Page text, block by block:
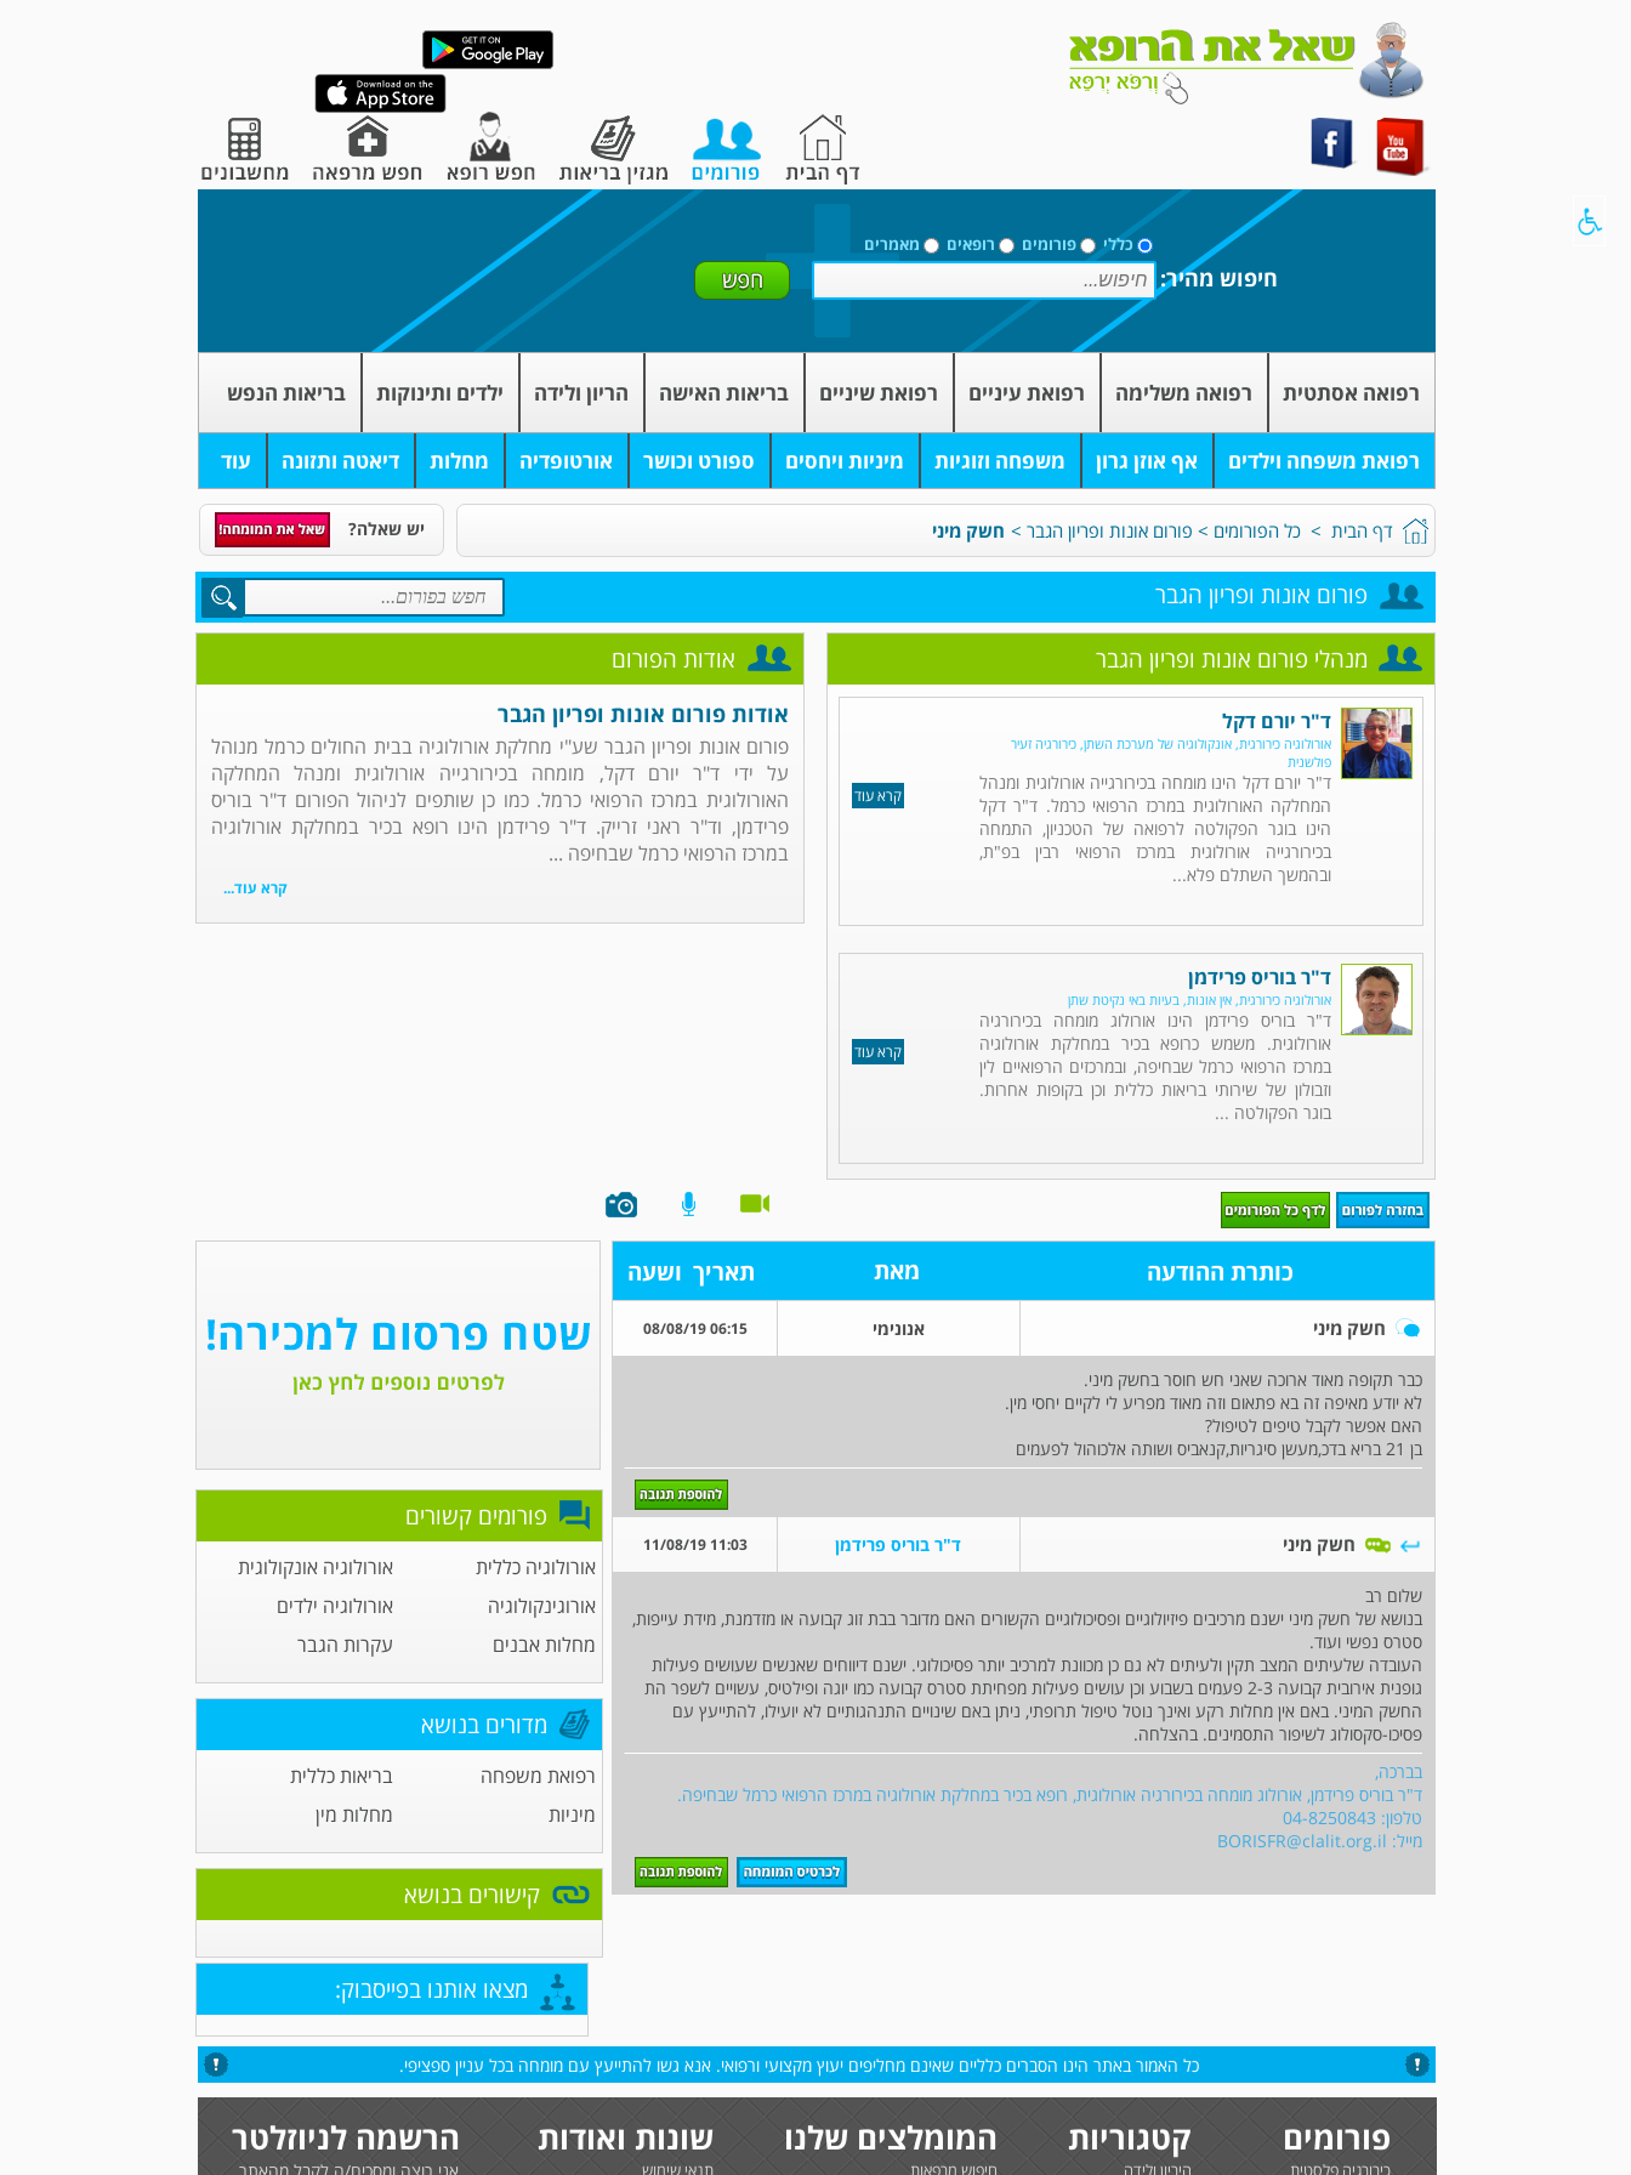
כללי פורומים רופאים מאמרים
חיפוש מהיר:
רפואה אסתטית רפואה משלימה רפואת עיניים רפואת שיניים בריאות האישה הריון ולידה ילדים ותינוקות בריאות הנפש
רפואת משפחה וילדים אף אוזן גרון משפחה וזוגיות מיניות ויחסים ספורט וכושר אורטופדיה מחלות דיאטה ותזונה עוד
דף הבית > כל הפורומים > פורום אונות ופריון הגבר > חשק מיני יש שאלה?
פורום אונות ופריון הגבר
אודות הפורום
אודות פורום אונות ופריון הגבר
פורום אונות ופריון הגבר שע"י מחלקת אורולוגיה בבית החולים כרמל מנוהל
על ידי ד"ר יורם דקל, מומחה בכירורגייה אורולוגית ומנהל המחלקה
האורולוגית במרכז הרפואי כרמל. כמו כן שותפים לניהול הפורום ד"ר בוריס
פרידמן, וד"ר ראני זרייק. ד"ר פרידמן הינו רופא בכיר במחלקת אורולוגיה
במרכז הרפואי כרמל שבחיפה ...
קרא עוד...
מנהלי פורום אונות ופריון הגבר
קרא עוד
ד"ר יורם דקל
אורולוגיה כירורגית, אונקולוגיה של מערכת השתן, כירורגיה זעיר
פולשנית
ד"ר יורם דקל הינו מומחה בכירורגייה אורולוגית ומנהל
המחלקה האורולוגית במרכז הרפואי כרמל. ד"ר דקל
הינו בוגר הפקולטה לרפואה של הטכניון, התמחה
בכירורגייה אורולוגית במרכז הרפואי רבין בפ"ת,
ובהמשך השתלם פלא...
קרא עוד
ד"ר בוריס פרידמן
אורולוגיה כירורגית, אין אונות, בעיות באי נקיטת שתן
ד"ר בוריס פרידמן הינו אורולוג מומחה בכירורגיה
אורולוגית. משמש כרופא בכיר במחלקת אורולוגיה
במרכז הרפואי כרמל שבחיפה, ובמרכזים הרפואיים לין
וזבולון של שירותי בריאות כללית וכן בקופות אחרות.
בוגר הפקולטה ...
כותרת ההודעה מאת תאריך ושעה
חשק מיני אנונימי 06:15 08/08/19
כבר תקופה מאוד ארוכה שאני חש חוסר בחשק מיני.
לא יודע מאיפה זה בא פתאום וזה מאוד מפריע לי לקיים יחסי מין.
האם אפשר לקבל טיפים לטיפול?
בן 21 בריא בדכ,מעשן סיגריות,קנאביס ושותה אלכוהול לפעמים
חשק מיני ד"ר בוריס פרידמן 11:03 11/08/19
שלום רב
בנושא של חשק מיני ישנם מרכיבים פיזיולוגיים ופסיכולוגיים הקשורים האם מדובר בבת זוג קבועה או מזדמנת, מידת עייפות,
סטרס נפשי ועוד.
העובדה שלעיתים המצב תקין ולעיתים לא גם כן מכוונת למרכיב יותר פסיכולוגי. ישנם דיווחים שאנשים שעושים פעילות
גופנית אירובית קבועה 2-3 פעמים בשבוע וכן עושים פעילות מפחיתת סטרס קבועה כמו יוגה ופילטיס, עשויים לשפר הת
החשק המיני. באם אין מחלות רקע ואינך נוטל טיפול תרופתי, ניתן באם שינויים התנהגותיים לא יועילו, להתייעץ עם
פסיכו-סקסולוג לשיפור התסמינים. בהצלחה.
בברכה,
ד"ר בוריס פרידמן, אורולוג מומחה בכירורגיה אורולוגית, רופא בכיר במחלקת אורולוגיה במרכז הרפואי כרמל שבחיפה.
טלפון: 04-8250843
מייל: BORISFR@clalit.org.il
פורומים קשורים
אורולוגיה כללית
אורולוגיה אונקולוגית
אורוגינקולוגיה
אורולוגיה ילדים
מחלות אבנים
עקרות הגבר
מדורים בנושא
רפואת משפחה
בריאות כללית
מיניות
מחלות מין
קישורים בנושא
מצאו אותנו בפייסבוק:
כל האמור באתר הינו הסברים כלליים שאינם מחליפים יעוץ מקצועי ורפואי. אנא גשו להתייעץ עם מומחה בכל עניין ספציפי.
פורומים
כירורגיה פלסטית
קטגוריות
היריון ולידה
המומלצים שלנו
חיפוש מרפאות
שונות ואודות
תנאי שימוש
הרשמה לניוזלטר